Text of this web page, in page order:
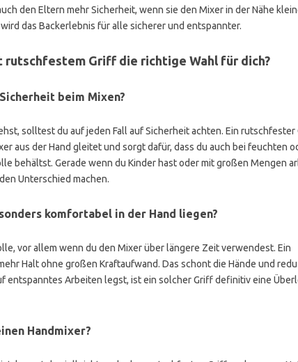
den Eltern mehr Sicherheit, wenn sie den Mixer in der Nähe
das Backerlebnis für alle sicherer und entspannter.
rutschfestem Griff die richtige Wahl für dich?
beim Mixen?
solltest du auf jeden Fall auf Sicherheit achten. Ein rutschfester
aus der Hand gleitet und sorgt dafür, dass du auch bei feuchten
behältst. Gerade wenn du Kinder hast oder mit großen Mengen
Unterschied machen.
komfortabel in der Hand liegen?
vor allem wenn du den Mixer über längere Zeit verwendest. Ein
Halt ohne großen Kraftaufwand. Das schont die Hände und
entspanntes Arbeiten legst, ist ein solcher Griff definitiv eine
Handmixer?